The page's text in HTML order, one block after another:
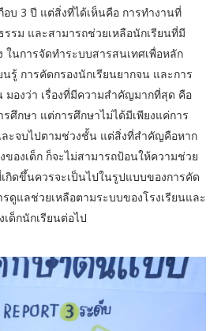
อบ 3 ปี แต่สิ่งที่ได้เห็นคือ การทำงานที่
รรม และสามารถช่วยเหลือนักเรียนที่มี
ในการจัดทำระบบสารสนเทศเพื่อหลัก
รู้ การคัดกรองนักเรียนยากจน และการ
มองว่า เรื่องที่มีความสำคัญมากที่สุด คือ
ศึกษา แต่การศึกษาไม่ได้มีเพียงแค่การ
ละจบไปตามช่วงชั้น แต่สิ่งที่สำคัญคือหาก
ของเด็ก ก็จะไม่สามารถป้อนให้ความช่วย
กิดขึ้นควรจะเป็นไปในรูปแบบของการคัด
รดูแลช่วยเหลือตามระบบของโรงเรียนและ
ด็กนักเรียนต่อไป